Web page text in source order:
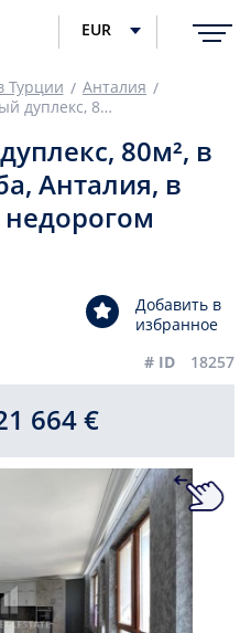
EUR
Турции
Анталия
Двухкомнатный дуплекс, 80м², в районе Гюзельоба, Анталия, в 2000м от моря, в недорогом комплексе
80м², в
Анталия, в
Добавить в
избранное
# ID
18257
664 €